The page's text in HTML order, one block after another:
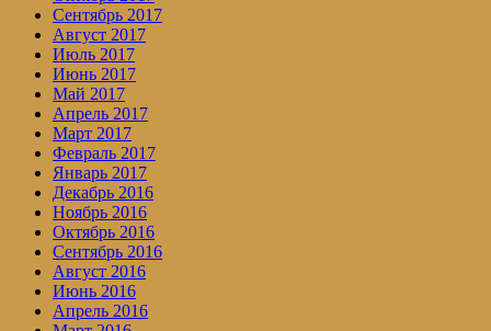
Сентябрь 2017
Август 2017
Июль 2017
Июнь 2017
Май 2017
Апрель 2017
Март 2017
Февраль 2017
Январь 2017
Декабрь 2016
Ноябрь 2016
Октябрь 2016
Сентябрь 2016
Август 2016
Июнь 2016
Апрель 2016